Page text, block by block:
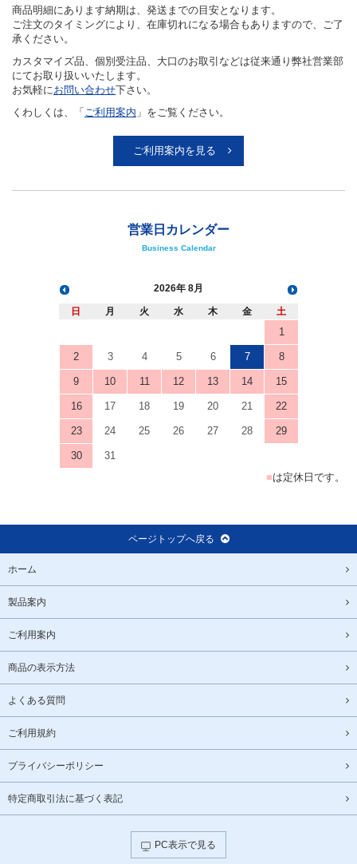
商品明細にあります納期は、発送までの目安となります。
ご注文のタイミングにより、在庫切れになる場合もありますので、ご了
承ください。
カスタマイズ品、個別受注品、大口のお取引などは従来通り弊社営業部
にてお取り扱いいたします。
お気軽にお問い合わせ下さい。
くわしくは、「 ご利用案内 」をご覧ください。
ご利用案内を見る
営業日カレンダー
Business Calendar
2026 8月
日 月 火 水 木 金 土
1
2 3 4 5 6 7 8
9 10 11 12 13 14 15
16 17 18 19 20 21 22
23 24 25 26 27 28 29
30
31
■は定休日です。
ページトップへ戻る
ホーム
製品案内
ご利用案内
商品の表示方法
よくある質問
ご利用規約
プライバシーポリシー
特定商取引法に基づく表記
PC表示で見る